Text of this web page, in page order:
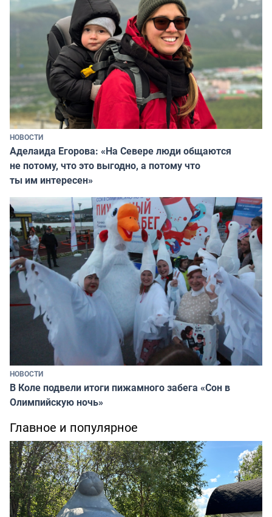
НОВОСТИ
Аделаида Егорова: «На Севере люди общаются
не потому, что это выгодно, а потому что
ты им интересен»
НОВОСТИ
В Коле подвели итоги пижамного забега «Сон в
Олимпийскую ночь»
Главное и популярное